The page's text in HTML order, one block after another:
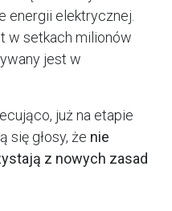
energii elektrycznej.
w setkach milionów
jest w
już na etapie
się głosy, że nie
z nowych zasad